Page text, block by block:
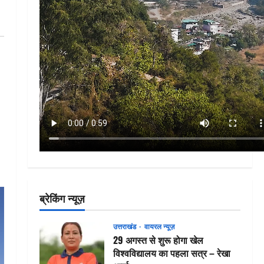
ब्रेकिंग न्यूज़
उत्तराखंड वायरल न्यूज़
29 अगस्त से शुरू होगा खेल
विश्वविद्यालय का पहला सत्र – रेखा